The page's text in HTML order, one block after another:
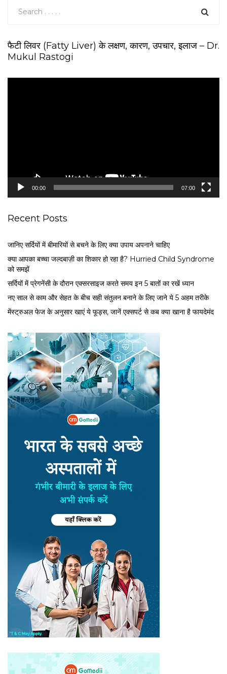
फैटी लिवर (Fatty Liver) के लक्षण, कारण, उपचार, इलाज – Dr.
Mukul Rastogi
00:00 07:00
Recent Posts
जानिए सर्दियों में बीमारियों से बचने के लिए क्या उपाय अपनाने चाहिए
क्या आपका बच्चा जल्दबाज़ी का शिकार हो रहा है? Hurried Child Syndrome
को समझें
सर्द‍ियों में प्रेगनेंसी के दौरान एक्सरसाइज करते समय इन 5 बातों का रखें ध्यान
नए साल से काम और सेहत के बीच सही संतुलन बनाने के लिए जाने ये 5 अहम तरीके
मेंस्ट्रुअल फेज के अनुसार खाएं ये फूड्स, जानें एक्सपर्ट से कब क्या खाना है फायदेमंद